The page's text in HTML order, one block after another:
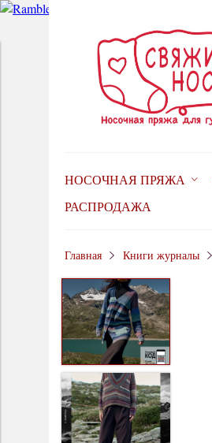
НОСОЧНАЯ ПРЯЖА
РАСПРОДАЖА
Главная Книги журналы